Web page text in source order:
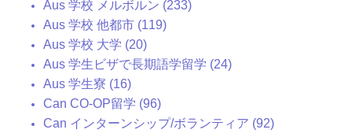
Aus 学校 メルボルン (233)
Aus 学校 他都市 (119)
Aus 学校 大学 (20)
Aus 学生ビザで長期語学留学 (24)
Aus 学生寮 (16)
Can CO-OP留学 (96)
Can インターンシップ/ボランティア (92)